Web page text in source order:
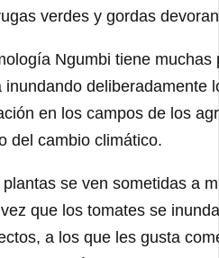
verdes y gordas
Ngumbi tiene
en los campos de los
del cambio climático.
se ven sometidas a
que los tomates se
a los que les gusta